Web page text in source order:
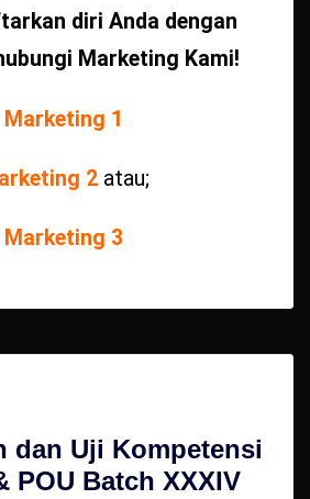
diri Anda dengan
Marketing Kami!
Marketing 1
2atau;
Marketing 3
dan Uji Kompetensi
POU Batch XXXIV